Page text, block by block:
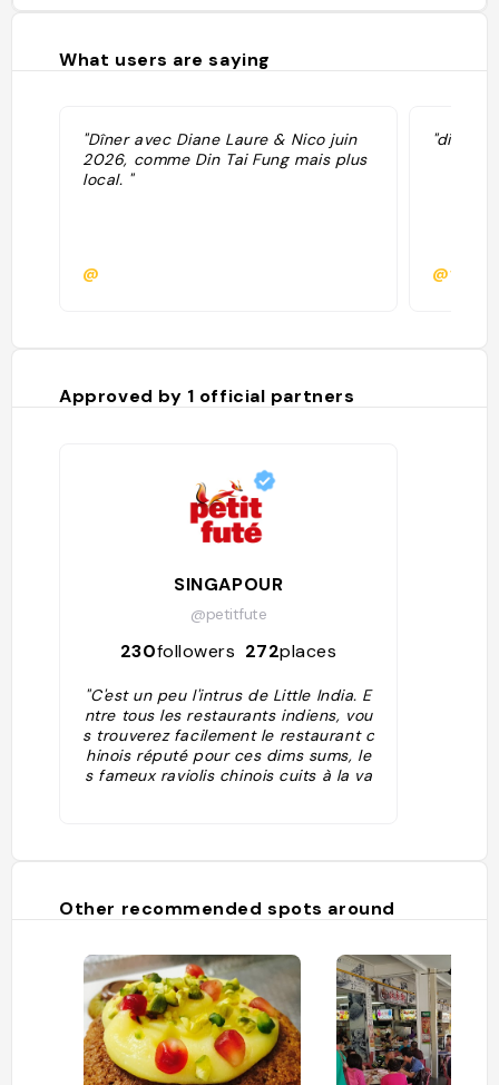
What users are saying
"Dîner avec Diane Laure & Nico juin
2026, comme Din Tai Fung mais plus
local. "
@
"dim
Approved by 1 official partners
SINGAPOUR
@petitfute
230followers 272places
"C'est un peu l'intrus de Little India. E
ntre tous les restaurants indiens, vou
s trouverez facilement le restaurant c
hinois réputé pour ces dims sums, le
s fameux raviolis chinois cuits à la va
Other recommended spots around